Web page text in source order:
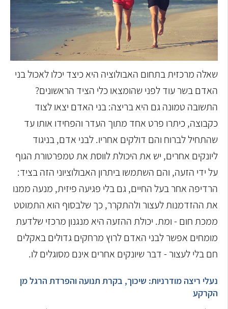
שאלה מרכזית בתחום האבולוציה היא כיצד יכלו לאכול בני
האדם בשר עוד לפני שהומצאו כלי הציד הראשונים?
התשובה טמונה גם היא בריצה: בני האדם יצאו לצוד
כקבוצה, כיתרו פרט אחד מתוך העדר והפחידו אותו עד
שהתחיל לברוח והם דולקים אחריו. לבני אדם, בניגוד
ליונקים אחרים, יש את היכולת לווסת את טמפרטורת הגוף
על ידי הזעה, והם השתמשו ביתרון האבולוציוני הזה בציד:
הרדיפה אחר בעל החיים, גם בלי פגיעה פיזית, מנעה ממנו
את ההזדמנות לעצור ולהתקרר, כך שלבסוף הוא התמוטט
ממכת חום - ומת. יכולת ההזעה היא מנגנון מרכזי שלדעת
מומחים אפשר לבני האדם לרוץ מרחקים גדולים באקלים
חם בלי לעצור - דבר שיונקים אחרים אינם מסוגלים לו.
נעלי ריצה מודרניות: שיכוך, בקרת תנועה והפרדת הרגל מן
הקרקע